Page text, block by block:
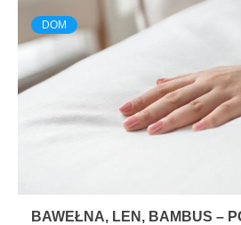
DOM
BAWEŁNA, LEN, BAMBUS –